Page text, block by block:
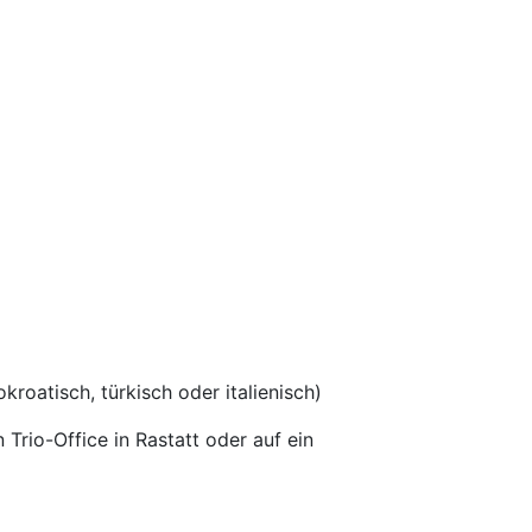
türkisch oder italienisch)
Trio-Office in Rastatt oder auf ein